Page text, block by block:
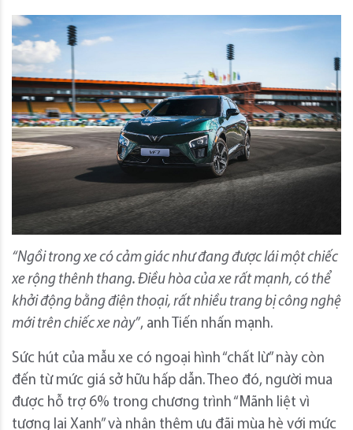
“Ngồi trong xe có cảm giác như đang được lái một chiếc
xe rộng thênh thang. Điều hòa của xe rất mạnh, có thể
khởi động bằng điện thoại, rất nhiều trang bị công nghệ
mới trên chiếc xe này”, anh Tiến nhấn mạnh.
Sức hút của mẫu xe có ngoại hình “chất lừ” này còn
đến từ mức giá sở hữu hấp dẫn. Theo đó, người mua
được hỗ trợ 6% trong chương trình “Mãnh liệt vì
tương lai Xanh” và nhận thêm ưu đãi mùa hè với mức